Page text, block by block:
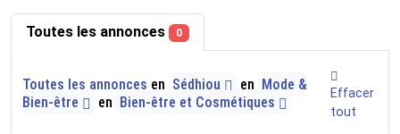
Toutes les annonces 0
Toutes les annonces en Sédhiou en Mode &
Bien-être
en Bien-être et Cosmétiques
Effacer
tout